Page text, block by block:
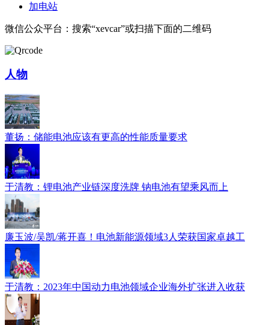
加电站
微信公众平台：搜索“xevcar”或扫描下面的二维码
人物
董扬：储能电池应该有更高的性能质量要求
于清教：锂电池产业链深度洗牌 钠电池有望乘风而上
廉玉波/吴凯/蒋开喜！电池新能源领域3人荣获国家卓越工
于清教：2023年中国动力电池领域企业海外扩张进入收获